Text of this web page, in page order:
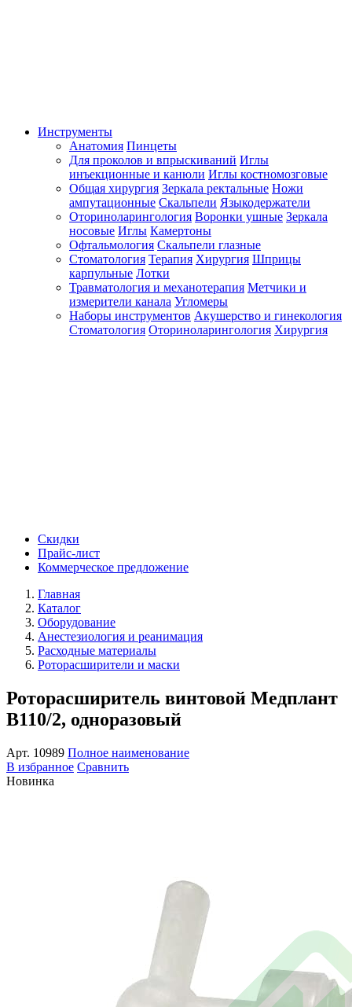
Инструменты
Анатомия Пинцеты
Для проколов и впрыскиваний Иглы
инъекционные и канюли Иглы костномозговые
Общая хирургия Зеркала ректальные Ножи
ампутационные Скальпели Языкодержатели
Оториноларингология Воронки ушные Зеркала
носовые Иглы Камертоны
Офтальмология Скальпели глазные
Стоматология Терапия Хирургия Шприцы
карпульные Лотки
Травматология и механотерапия Метчики и
измерители канала Угломеры
Наборы инструментов Акушерство и гинекология
Стоматология Оториноларингология Хирургия
Скидки
Прайс-лист
Коммерческое предложение
Главная
Каталог
Оборудование
Анестезиология и реанимация
Расходные материалы
Роторасширители и маски
Роторасширитель винтовой Медплант
В110/2, одноразовый
Арт. 10989 Полное наименование
В избранное Сравнить
Новинка